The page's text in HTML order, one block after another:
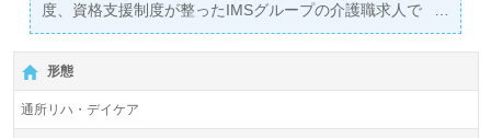
度、資格支援制度が整ったIMSグループの介護職求人で
す。月給212,000円から250,000円、さらに年2回の賞与も
支給されます。勤務地は『お花茶屋駅』から徒歩7分の好
立地で、通勤も便利です。
当施設『介護老人保健施設お花茶屋ロイヤルケアセンタ
形態
通所リハ・デイケア